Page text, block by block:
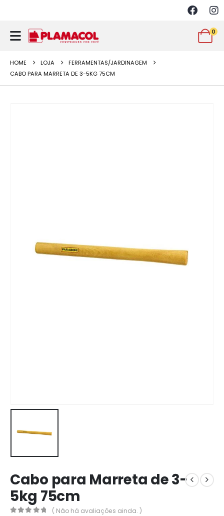
0
HOME LOJA
FERRAMENTAS/JARDINAGEM
CABO PARA MARRETA DE 3-5KG 75CM
Cabo para Marreta de 3-
5kg 75cm
( Não há avaliações ainda. )